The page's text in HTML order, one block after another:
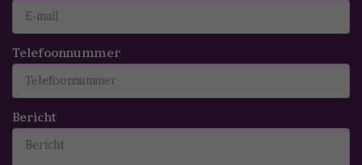
Telefoonnummer
Bericht